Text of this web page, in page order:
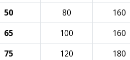
50 80
160
65
100
160
75
120 180